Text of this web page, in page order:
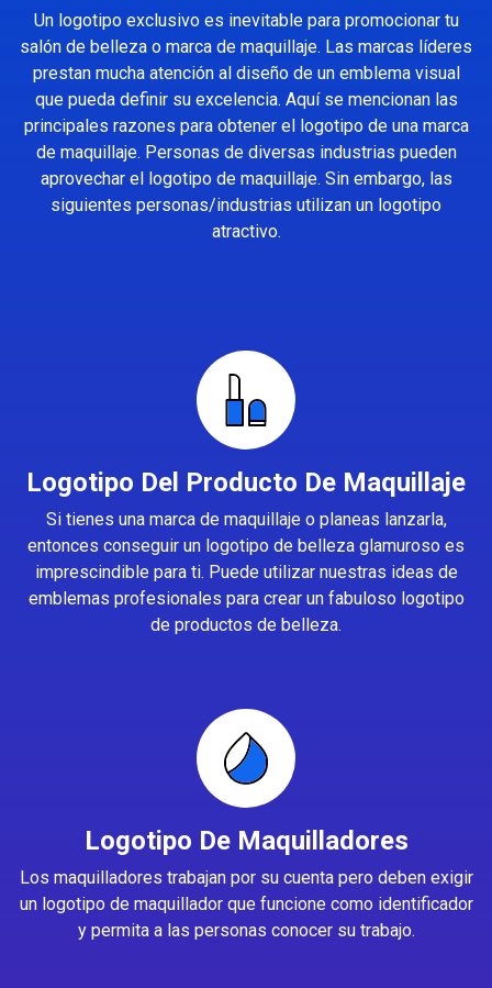
Un logotipo exclusivo es inevitable para promocionar tu
salón de belleza o marca de maquillaje. Las marcas líderes
prestan mucha atención al diseño de un emblema visual
que pueda definir su excelencia. Aquí se mencionan las
principales razones para obtener el logotipo de una marca
de maquillaje. Personas de diversas industrias pueden
aprovechar el logotipo de maquillaje. Sin embargo, las
siguientes personas/industrias utilizan un logotipo
atractivo.
Logotipo Del Producto De Maquillaje
Si tienes una marca de maquillaje o planeas lanzarla,
entonces conseguir un logotipo de belleza glamuroso es
imprescindible para ti. Puede utilizar nuestras ideas de
emblemas profesionales para crear un fabuloso logotipo
de productos de belleza.
Logotipo De Maquilladores
Los maquilladores trabajan por su cuenta pero deben exigir
un logotipo de maquillador que funcione como identificador
y permita a las personas conocer su trabajo.